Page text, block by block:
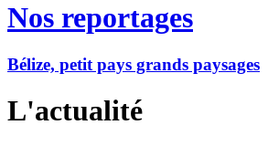
Nos reportages
Bélize, petit pays grands paysages
L'actualité